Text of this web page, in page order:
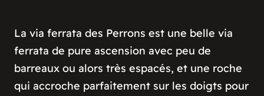
La via ferrata des Perrons est une belle via
ferrata de pure ascension avec peu de
barreaux ou alors très espacés, et une roche
qui accroche parfaitement sur les doigts pour